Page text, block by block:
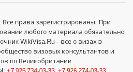
Все права зарегистрированы. При
любого материала обязательно
WikiVisa.Ru – все о визах в
визовых консультантов и
по Великобритании.